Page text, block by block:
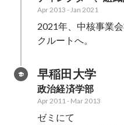
Apr 2013 -Jan 2021
2021年、中核事業
クルートへ。
早稲田大学
政治経済学部
Apr 2011- Mar 2013
ゼミにて